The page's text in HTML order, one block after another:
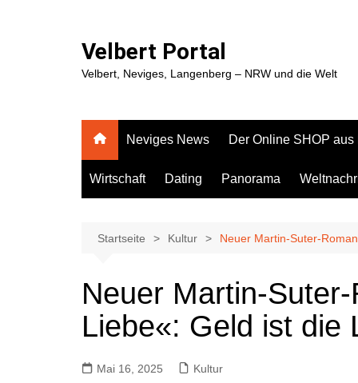
Velbert Portal
Velbert, Neviges, Langenberg – NRW und die Welt
Neviges News Der Online SHOP aus
Wirtschaft Dating Panorama
Startseite Kultur Neuer Martin-Suter-
Neuer Martin-
Liebe«: Geld ist die
Mai 16, 2025 Kultur